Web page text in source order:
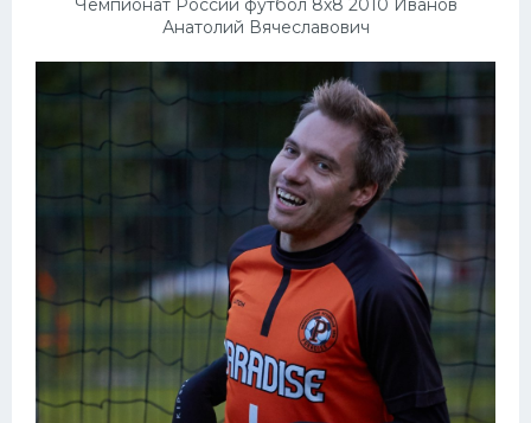
Чемпионат России футбол 8х8 2010 Иванов
Анатолий Вячеславович